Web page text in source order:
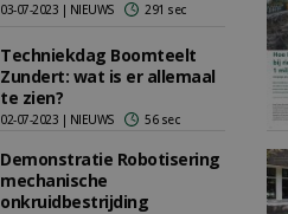
03-07-2023 | NIEUWS 291 sec
Techniekdag Boomteelt
Zundert: wat is er allemaal
te zien?
02-07-2023 | NIEUWS 56 sec
Demonstratie Robotisering
mechanische
onkruidbestrijding